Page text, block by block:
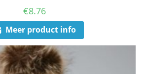
€8.76
Meer product info